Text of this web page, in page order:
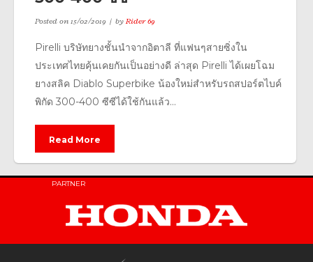
Posted on15/02/2019 byRider 69
Pirelli บริษัทยางชั้นนำจากอิตาลี ที่แฟนๆสายซิ่งใน
ประเทศไทยคุ้นเคยกันเป็นอย่างดี ล่าสุด Pirelli ได้เผยโฉม
ยางสลิค Diablo Superbike น้องใหม่สำหรับรถสปอร์ตไบค์
พิกัด 300-400 ซีซีได้ใช้กันแล้ว...
Read More
PARTNER